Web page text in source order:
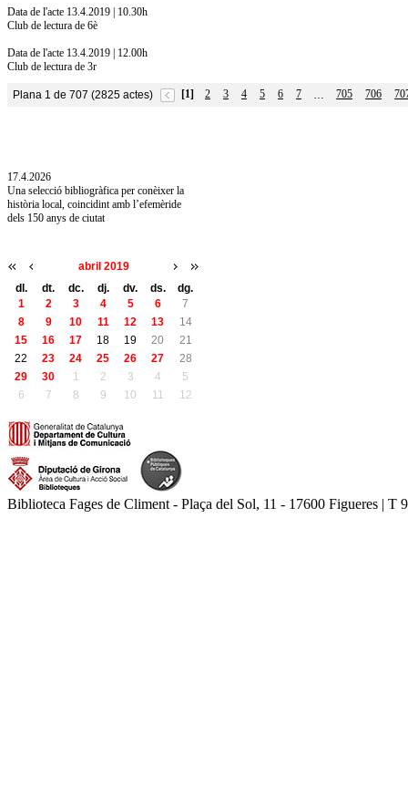
Data de l'acte 13.4.2019 | 10.30h
Club de lectura de 6è
Data de l'acte 13.4.2019 | 12.00h
Club de lectura de 3r
Plana 1 de 707 (2825 actes) [1] 2 3 4 5 6 7 … 705 706
17.4.2026
Una selecció bibliogràfica per conèixer la
història local, coincidint amb l’efemèride
dels 150 anys de ciutat
abril 2019
dl.
dt. dc. dj. dv. ds.
dg.
1
2 3 4 5 6
7
8
9 10 11 12 13
14
15
16 17 18 19 20
21
22
23 24 25 26 27
28
29
30 1 2 3 4
5
6
7 8 9 10 11 12
Biblioteca Fages de Climent - Plaça del Sol, 11 - 17600 Figueres |